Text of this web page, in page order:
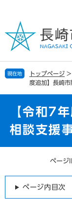
の
で
す
ー
ば
し
現在地 トップページ >
度追加】長崎
【令和7
相談支援
ペー
ページ内目次